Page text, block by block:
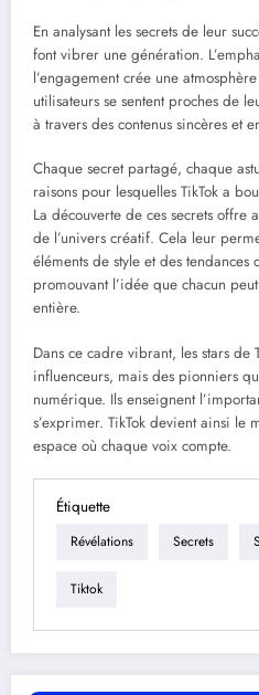
En analysant les secrets de leur
font vibrer une génération.
l’engagement crée une
utilisateurs se sentent proches de
à travers des contenus sincères et
Chaque secret partagé, chaque
raisons pour lesquelles TikTok a
La découverte de ces secrets
de l’univers créatif. Cela leur
éléments de style et des
promouvant l’idée que chacun
entière.
Dans ce cadre vibrant, les stars de
influenceurs, mais des pionniers
numérique. Ils enseignent
s’exprimer. TikTok devient ainsi le
espace où chaque voix compte.
Étiquette
Révélations Secrets
Tiktok